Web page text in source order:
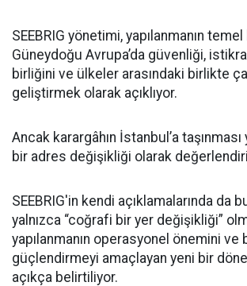
SEEBRIG yönetimi, yapılanmanın
Güneydoğu Avrupa’da güvenliği,
birliğini ve ülkeler arasındaki birlikte
geliştirmek olarak açıklıyor.
Ancak karargâhın İstanbul’a
bir adres değişikliği olarak
SEEBRIG'in kendi açıklamalarında da
yalnızca “coğrafi bir yer değişikliği”
yapılanmanın operasyonel önemini
güçlendirmeyi amaçlayan yeni bir
açıkça belirtiliyor.